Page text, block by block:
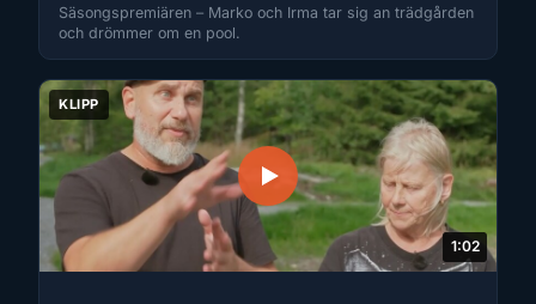
Säsongspremiären – Marko och Irma tar sig an trädgården
och drömmer om en pool.
KLIPP
1:02